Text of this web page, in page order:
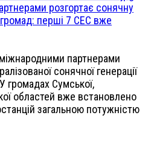
розгортає сонячну
перші 7 СЕС вже
партнерами
сонячної генерації
громадах Сумської,
областей вже встановлено
загальною потужністю